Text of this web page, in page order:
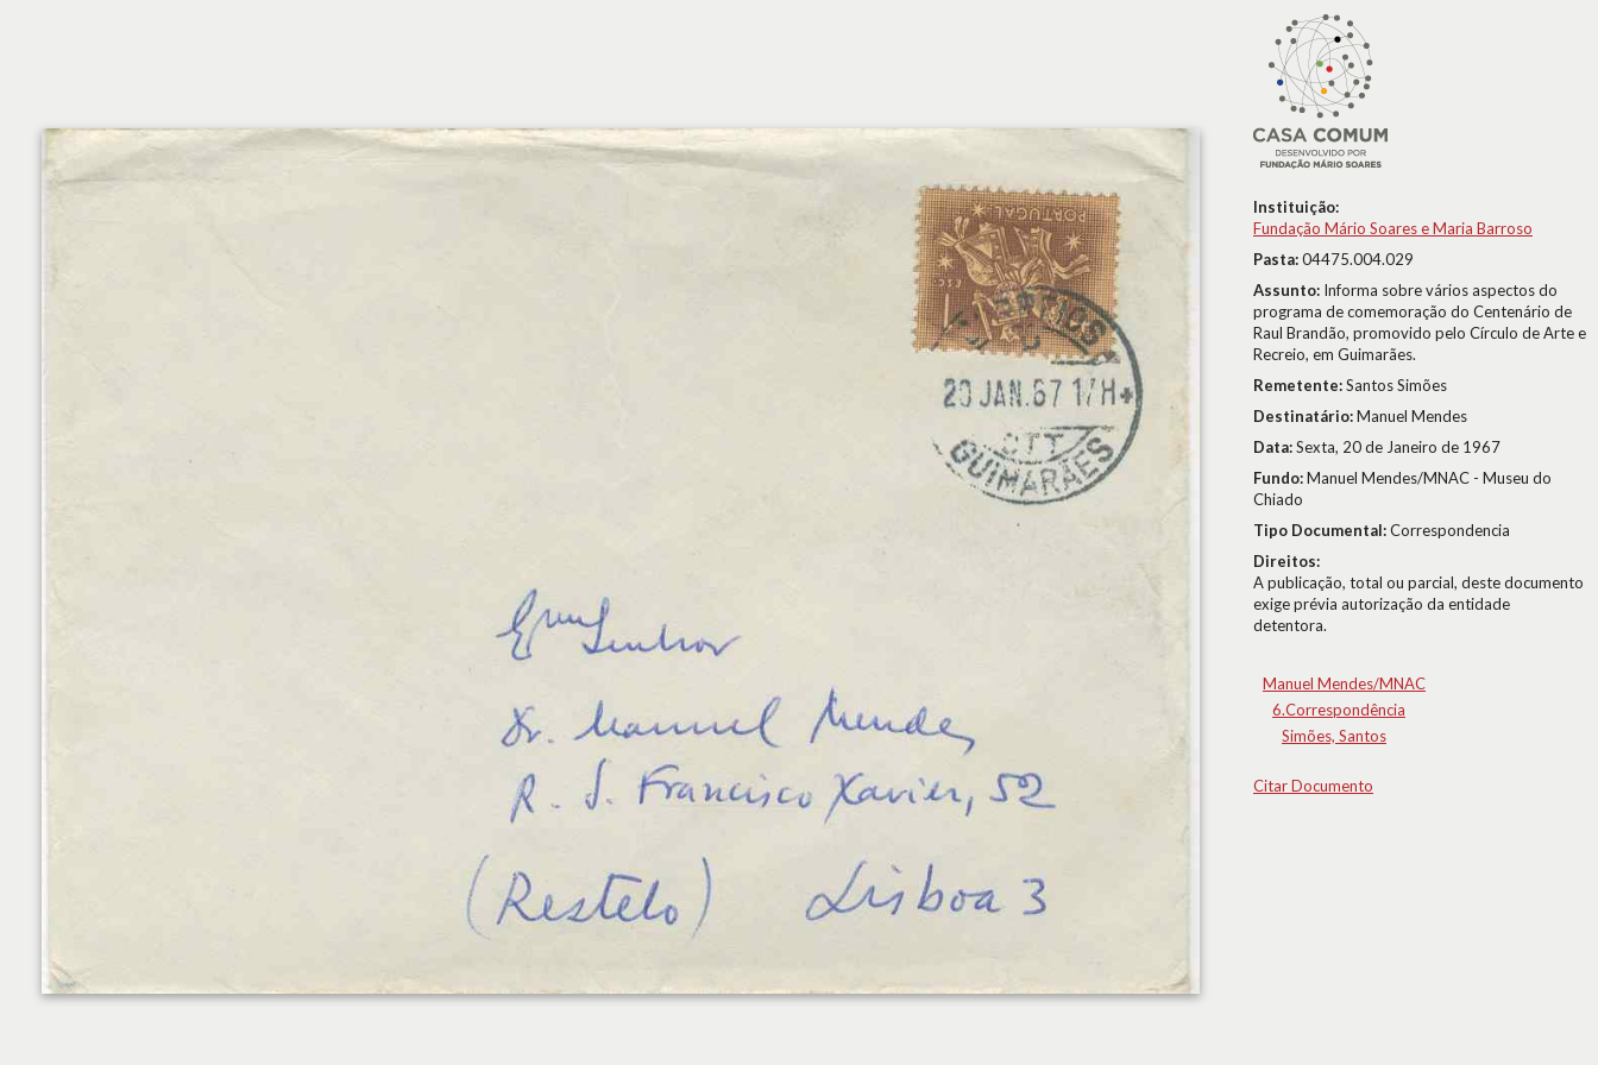
Instituição:
Fundação Mário Soares e Maria Barroso
Pasta:04475.004.029
Assunto: Informa sobre vários aspectos do
programa de comemoração do Centenário de
Raul Brandão, promovido pelo Círculo de Arte e
Recreio, em Guimarães.
Remetente:Santos Simões
Destinatário:Manuel Mendes
Data:Sexta, 20 de Janeiro de 1967
Fundo:Manuel Mendes/MNAC - Museu do
Chiado
Tipo Documental:Correspondencia
Direitos:
A publicação, total ou parcial, deste documento
exige prévia autorização da entidade
detentora.
Manuel Mendes/MNAC
6.Correspondência
Simões, Santos
Citar Documento